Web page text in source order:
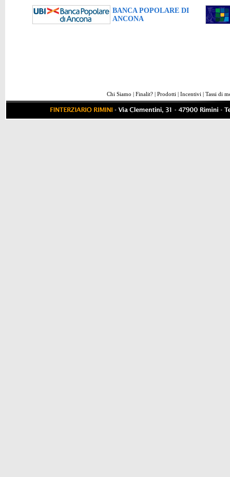
BANCA POPOLARE DI
ANCONA
Chi Siamo Finalit?| Prodotti Incentivi Tassi di